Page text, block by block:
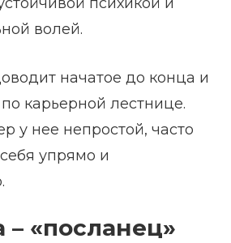
волей.
начатое до конца и
карьерной лестнице.
у нее непростой, часто
упрямо и
«посланец»